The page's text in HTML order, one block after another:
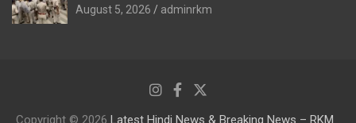
August 5, 2026 adminrkm
Copyright © 2026 Latest Hindi News & Breaking News – RKM